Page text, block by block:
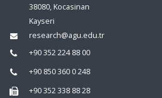
38080, Kocasinan
Kayseri
research@agu.edu.tr
+90 352 224 88 00
+90 850 360 0 248
+90 352 338 88 28